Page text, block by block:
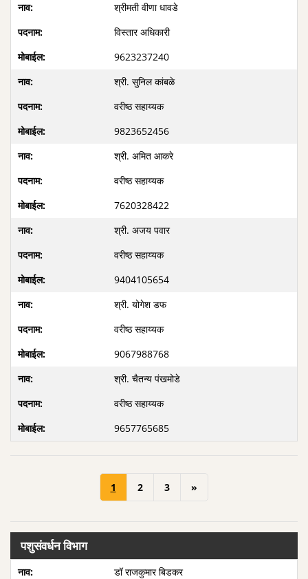
श्रीमती वीणा धावडे
विस्तार अधिकारी
9623237240
श्री. सुनिल कांबळे
वरीष्ठ सहाय्यक
9823652456
श्री. अमित आकरे
वरीष्ठ सहाय्यक
7620328422
श्री. अजय पवार
वरीष्ठ सहाय्यक
9404105654
श्री. योगेश डफ
वरीष्ठ सहाय्यक
9067988768
श्री. चैतन्य पंखमोडे
वरीष्ठ सहाय्यक
9657765685
1 2 3 »
पशुसंवर्धन विभाग
डॉ राजकुमार बिडकर